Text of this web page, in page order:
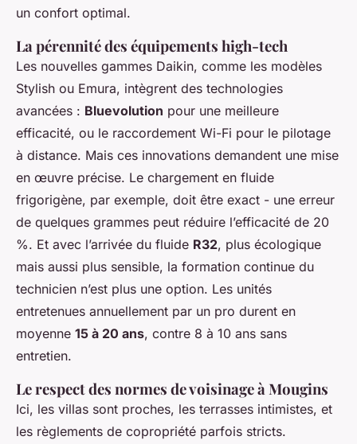
un confort optimal.
La pérennité des équipements high-tech
Les nouvelles gammes Daikin, comme les modèles
Stylish ou Emura, intègrent des technologies
avancées : Bluevolution pour une meilleure
efficacité, ou le raccordement Wi-Fi pour le pilotage
à distance. Mais ces innovations demandent une mise
en œuvre précise. Le chargement en fluide
frigorigène, par exemple, doit être exact - une erreur
de quelques grammes peut réduire l’efficacité de 20
%. Et avec l’arrivée du fluide R32, plus écologique
mais aussi plus sensible, la formation continue du
technicien n’est plus une option. Les unités
entretenues annuellement par un pro durent en
moyenne 15 à 20 ans, contre 8 à 10 ans sans
entretien.
Le respect des normes de voisinage à Mougins
Ici, les villas sont proches, les terrasses intimistes, et
les règlements de copropriété parfois stricts.